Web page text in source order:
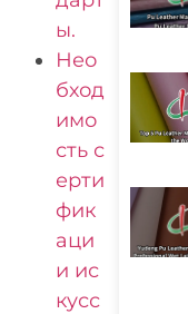
ы.
Нео
бход
имо
сть с
ерти
фик
аци
и ис
кусс